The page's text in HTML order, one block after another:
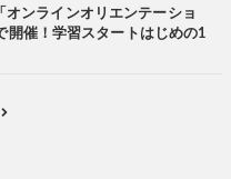
オンラインオリエンテーショ
開催！学習スタートはじめの1